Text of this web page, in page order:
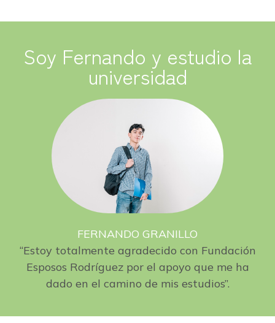
Soy Fernando y estudio la
universidad
FERNANDO GRANILLO
“Estoy totalmente agradecido con Fundación
Esposos Rodríguez por el apoyo que me ha
dado en el camino de mis estudios”.